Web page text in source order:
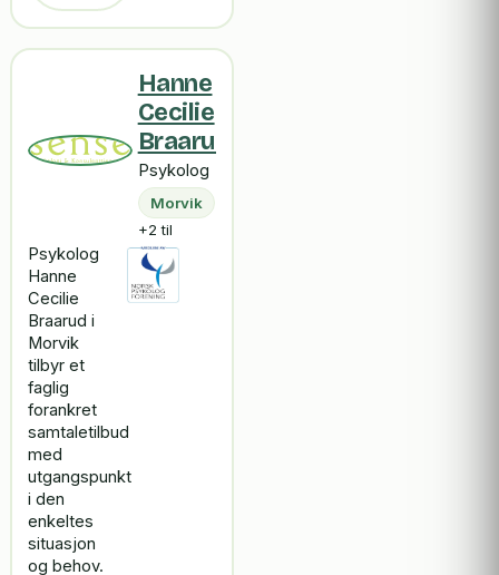
Hanne
Cecilie
Braarud
Psykolog
Morvik
+2 til
Psykolog
Hanne
Cecilie
Braarud i
Morvik
tilbyr et
faglig
forankret
samtaletilbud
med
utgangspunkt
i den
enkeltes
situasjon
og behov.